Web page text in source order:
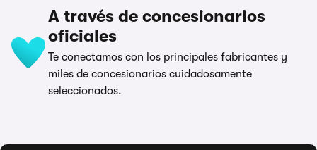
A través de concesionarios
oficiales
Te conectamos con los principales fabricantes y
miles de concesionarios cuidadosamente
seleccionados.